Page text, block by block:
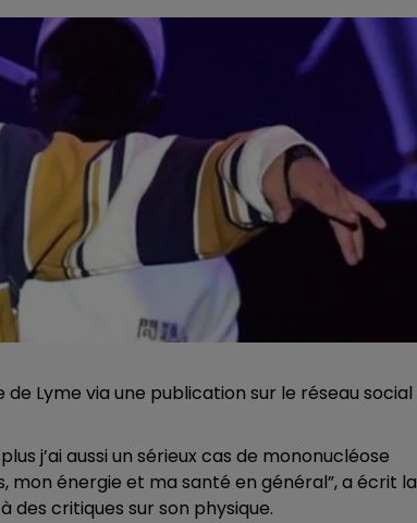
Lyme via une publication sur le réseau social
j’ai aussi un sérieux cas de mononucléose
énergie et ma santé en général”, a écrit la
des critiques sur son physique.